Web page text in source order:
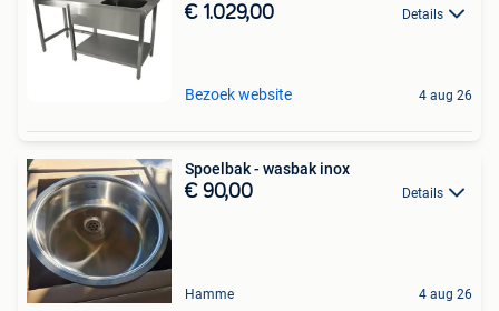
€ 1.029,00 Details
Bezoek website 4 aug 26
Spoelbak - wasbak inox
€ 90,00 Details
Hamme 4 aug 26